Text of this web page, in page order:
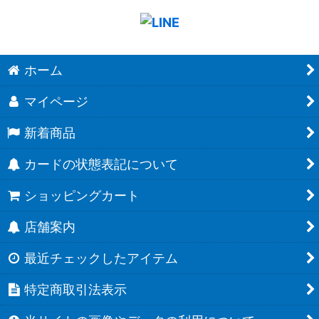
ホーム
マイページ
新着商品
カードの状態表記について
ショッピングカート
店舗案内
最近チェックしたアイテム
特定商取引法表示